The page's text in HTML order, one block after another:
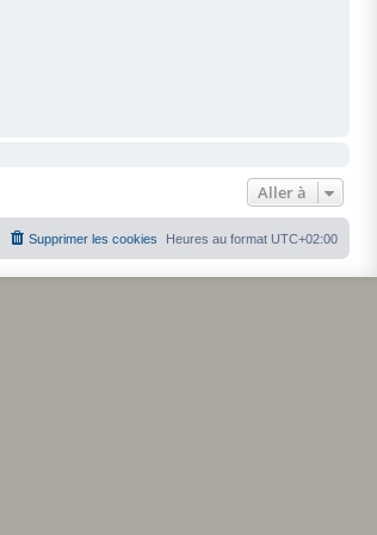
Aller à
Heures au format UTC+02:00
Supprimer les cookies